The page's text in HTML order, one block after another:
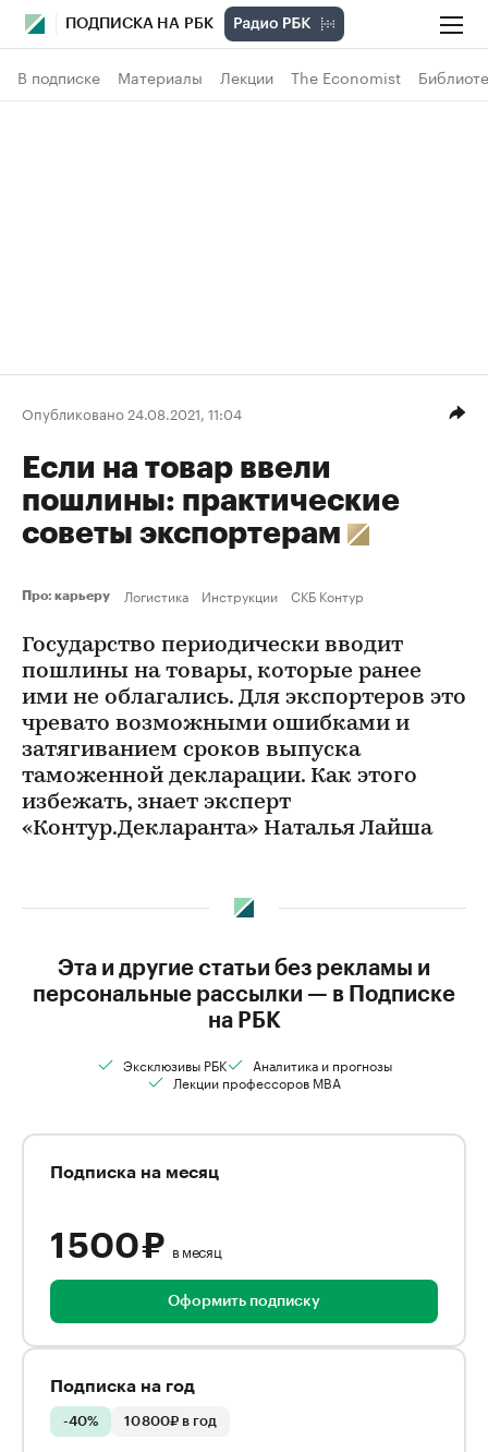
ПОДПИСКА НА РБК
В подписке Материалы Лекции The Economist
Опубликовано 24.08.2021, 11:04
Если на товар ввели
пошлины: практические
советы экспортерам
Про: карьеру Логистика Инструкции СКБ Контур
Государство периодически вводит
пошлины на товары, которые ранее
ими не облагались. Для экспортеров это
чревато возможными ошибками и
затягиванием сроков выпуска
таможенной декларации. Как этого
избежать, знает эксперт
«Контур.Декларанта» Наталья Лайша
Эта и другие статьи без рекламы и
персональные рассылки — в Подписке
на РБК
Эксклюзивы РБК
Аналитика и прогнозы
Лекции профессоров MBA
Подписка на месяц
1 500 ₽ в месяц
Оформить подписку
Подписка на год
-40% 10 800₽ в год